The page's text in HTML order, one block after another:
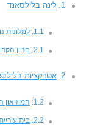
לינה בלילסאנד
למלונות
חניון
אטרקציות
המוזיאון
בית